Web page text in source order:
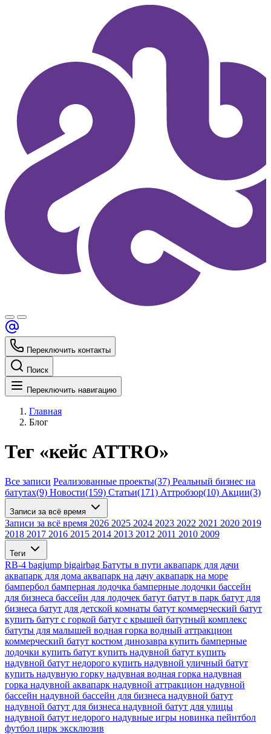
Переключить контакты
Поиск
Переключить навигацию
Главная
Блог
Тег «кейс ATTRO»
Все записи Реализованные проекты(37) Реальный бизнес на
батутах(9) Новости(159) Статьи(171) Аттробзор(10) Акции(3)
Записи за всё время
Записи за всё время 2026 2025 2024 2023 2022 2021 2020 2019
2018 2017 2016 2015 2014 2013 2012 2011 2010 2009
Теги
RB-4 bagjump bigairbag Батуты в пути аквапарк для дачи
аквапарк для дома аквапарк на дачу аквапарк на море
бампербол бамперная лодочка бамперные лодочки бассейн
для бизнеса бассейн для лодочек батут батут в парк батут для
бизнеса батут для детской комнаты батут коммерческий батут
купить батут с горкой батут с крышей батутный комплекс
батуты для малышей водная горка водный аттракцион
коммерческий батут костюм динозавра купить бамперные
лодочки купить батут купить надувной батут купить
надувной батут недорого купить надувной уличный батут
купить надувную горку надувная водная горка надувная
горка надувной аквапарк надувной аттракцион надувной
бассейн надувной бассейн для бизнеса надувной батут
надувной батут для бизнеса надувной батут для улицы
надувной батут недорого надувные игры новинка пейнтбол
футбол цирк эксклюзив